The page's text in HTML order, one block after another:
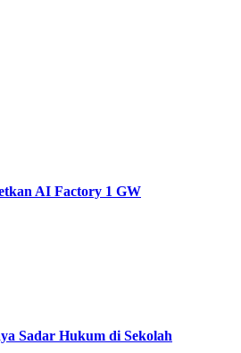
AI Factory 1 GW
Sadar Hukum di Sekolah